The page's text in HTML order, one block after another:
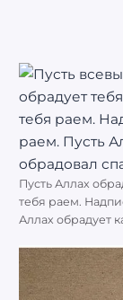
Пусть Аллах
тебя раем.
Аллах обрадует